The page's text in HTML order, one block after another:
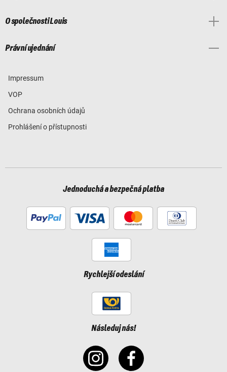
O společnosti Louis
Právní ujednání
Impressum
VOP
Ochrana osobních údajů
Prohlášení o přístupnosti
Jednoduchá a bezpečná platba
Rychlejší odeslání
Následuj nás!